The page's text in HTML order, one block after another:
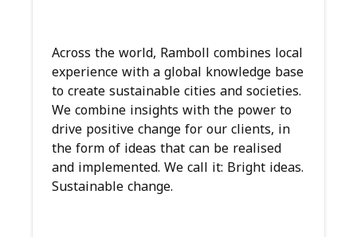
Across the world, Ramboll combines local
experience with a global knowledge base
to create sustainable cities and societies.
We combine insights with the power to
drive positive change for our clients, in
the form of ideas that can be realised
and implemented. We call it: Bright ideas.
Sustainable change.